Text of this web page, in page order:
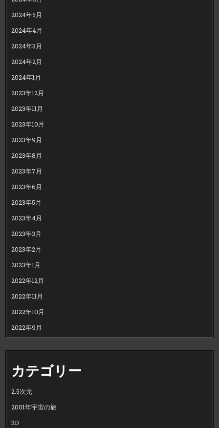
2024年5月
2024年4月
2024年3月
2024年2月
2024年1月
2023年12月
2023年11月
2023年10月
2023年9月
2023年8月
2023年7月
2023年6月
2023年5月
2023年4月
2023年3月
2023年2月
2023年1月
2022年12月
2022年11月
2022年10月
2022年9月
カテゴリー
2.5次元
2001年宇宙の旅
3D